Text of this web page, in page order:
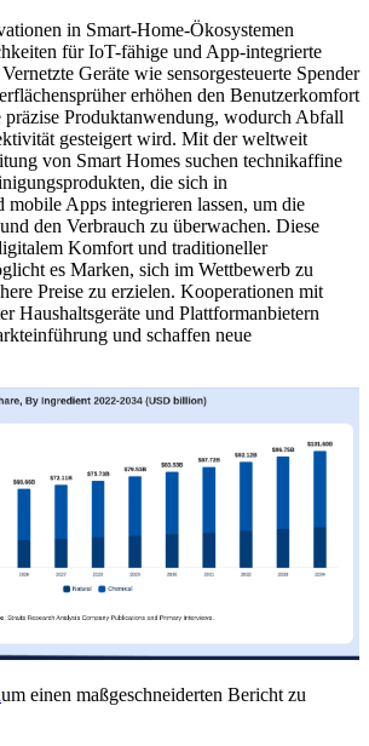
in Smart-Home-Ökosystemen
für IoT-fähige und App-integrierte
Geräte wie sensorgesteuerte Spender
erhöhen den Benutzerkomfort
präzise Produktanwendung, wodurch Abfall
gesteigert wird. Mit der weltweit
von Smart Homes suchen technikaffine
die sich in
mobile Apps integrieren lassen, um die
den Verbrauch zu überwachen. Diese
Komfort und traditioneller
es Marken, sich im Wettbewerb zu
Preise zu erzielen. Kooperationen mit
Haushaltsgeräte und Plattformanbietern
und schaffen neue
um einen maßgeschneiderten Bericht zu